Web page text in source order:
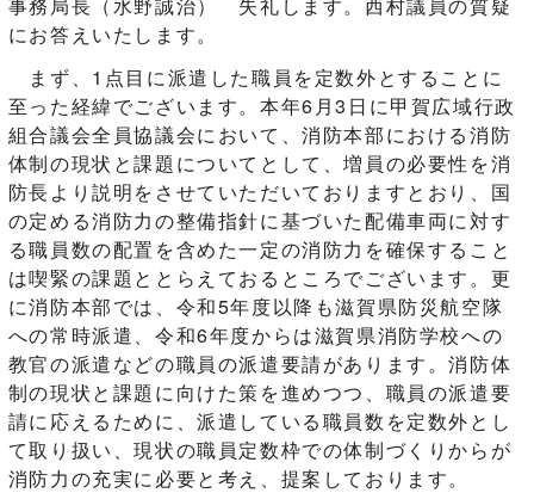
にお答えいたします。
まず、1点目に派遣した職員を定数外とすることに
至った経緯でございます。本年6月3日に甲賀広域行政
組合議会全員協議会において、消防本部における消防
体制の現状と課題についてとして、増員の必要性を消
防長より説明をさせていただいておりますとおり、国
の定める消防力の整備指針に基づいた配備車両に対す
る職員数の配置を含めた一定の消防力を確保すること
は喫緊の課題ととらえておるところでございます。更
に消防本部では、令和5年度以降も滋賀県防災航空隊
への常時派遣、令和6年度からは滋賀県消防学校への
教官の派遣などの職員の派遣要請があります。消防体
制の現状と課題に向けた策を進めつつ、職員の派遣要
請に応えるために、派遣している職員数を定数外とし
て取り扱い、現状の職員定数枠での体制づくりからが
消防力の充実に必要と考え、提案しております。